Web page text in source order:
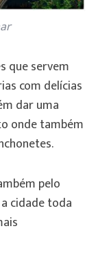
que servem
com delícias
dar uma
onde também
pelo
cidade toda